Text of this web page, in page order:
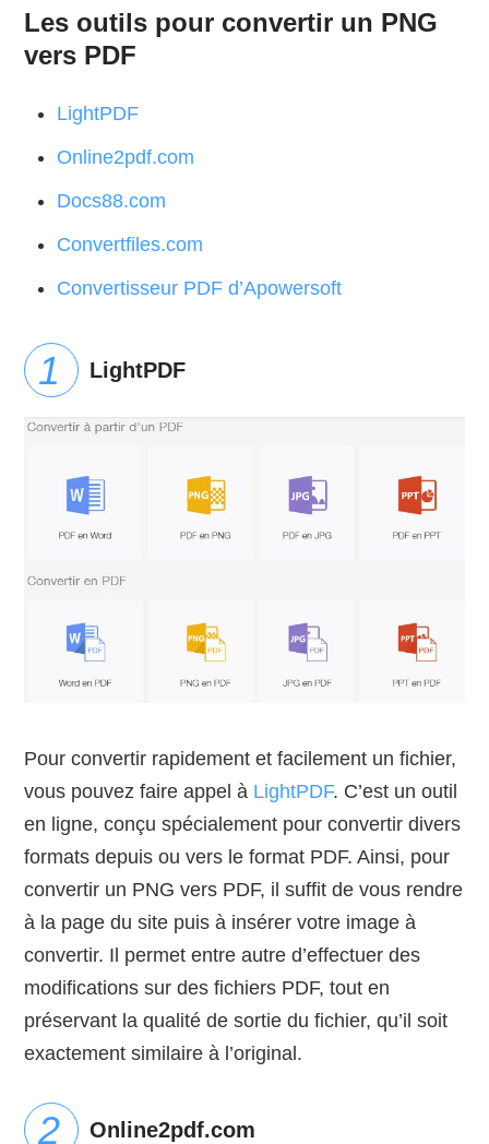
Les outils pour convertir un PNG
vers PDF
LightPDF
Online2pdf.com
Docs88.com
Convertfiles.com
Convertisseur PDF d’Apowersoft
LightPDF
Pour convertir rapidement et facilement un fichier,
vous pouvez faire appel à LightPDF. C’est un outil
en ligne, conçu spécialement pour convertir divers
formats depuis ou vers le format PDF. Ainsi, pour
convertir un PNG vers PDF, il suffit de vous rendre
à la page du site puis à insérer votre image à
convertir. Il permet entre autre d’effectuer des
modifications sur des fichiers PDF, tout en
préservant la qualité de sortie du fichier, qu’il soit
exactement similaire à l’original.
Online2pdf.com